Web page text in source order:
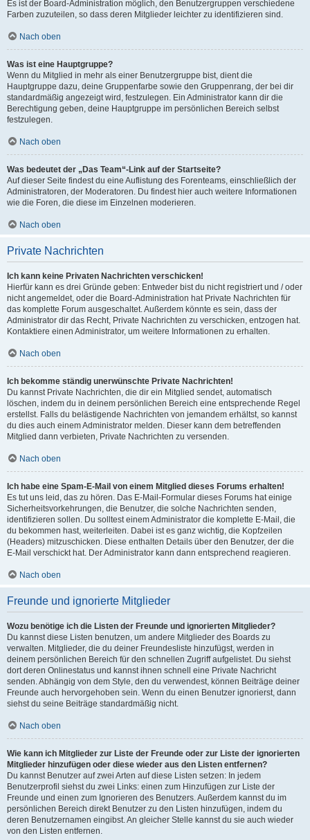
Es ist der Board-Administration möglich, den Benutzergruppen verschiedene
Farben zuzuteilen, so dass deren Mitglieder leichter zu identifizieren sind.
Nach oben
Was ist eine Hauptgruppe?
Wenn du Mitglied in mehr als einer Benutzergruppe bist, dient die
Hauptgruppe dazu, deine Gruppenfarbe sowie den Gruppenrang, der bei dir
standardmäßig angezeigt wird, festzulegen. Ein Administrator kann dir die
Berechtigung geben, deine Hauptgruppe im persönlichen Bereich selbst
festzulegen.
Nach oben
Was bedeutet der „Das Team“-Link auf der Startseite?
Auf dieser Seite findest du eine Auflistung des Forenteams, einschließlich der
Administratoren, der Moderatoren. Du findest hier auch weitere Informationen
wie die Foren, die diese im Einzelnen moderieren.
Nach oben
Private Nachrichten
Ich kann keine Privaten Nachrichten verschicken!
Hierfür kann es drei Gründe geben: Entweder bist du nicht registriert und / oder
nicht angemeldet, oder die Board-Administration hat Private Nachrichten für
das komplette Forum ausgeschaltet. Außerdem könnte es sein, dass der
Administrator dir das Recht, Private Nachrichten zu verschicken, entzogen hat.
Kontaktiere einen Administrator, um weitere Informationen zu erhalten.
Nach oben
Ich bekomme ständig unerwünschte Private Nachrichten!
Du kannst Private Nachrichten, die dir ein Mitglied sendet, automatisch
löschen, indem du in deinem persönlichen Bereich eine entsprechende Regel
erstellst. Falls du belästigende Nachrichten von jemandem erhältst, so kannst
du dies auch einem Administrator melden. Dieser kann dem betreffenden
Mitglied dann verbieten, Private Nachrichten zu versenden.
Nach oben
Ich habe eine Spam-E-Mail von einem Mitglied dieses Forums erhalten!
Es tut uns leid, das zu hören. Das E-Mail-Formular dieses Forums hat einige
Sicherheitsvorkehrungen, die Benutzer, die solche Nachrichten senden,
identifizieren sollen. Du solltest einem Administrator die komplette E-Mail, die
du bekommen hast, weiterleiten. Dabei ist es ganz wichtig, die Kopfzeilen
(Headers) mitzuschicken. Diese enthalten Details über den Benutzer, der die
E-Mail verschickt hat. Der Administrator kann dann entsprechend reagieren.
Nach oben
Freunde und ignorierte Mitglieder
Wozu benötige ich die Listen der Freunde und ignorierten Mitglieder?
Du kannst diese Listen benutzen, um andere Mitglieder des Boards zu
verwalten. Mitglieder, die du deiner Freundesliste hinzufügst, werden in
deinem persönlichen Bereich für den schnellen Zugriff aufgelistet. Du siehst
dort deren Onlinestatus und kannst ihnen schnell eine Private Nachricht
senden. Abhängig von dem Style, den du verwendest, können Beiträge deiner
Freunde auch hervorgehoben sein. Wenn du einen Benutzer ignorierst, dann
siehst du seine Beiträge standardmäßig nicht.
Nach oben
Wie kann ich Mitglieder zur Liste der Freunde oder zur Liste der ignorierten
Mitglieder hinzufügen oder diese wieder aus den Listen entfernen?
Du kannst Benutzer auf zwei Arten auf diese Listen setzen: In jedem
Benutzerprofil siehst du zwei Links: einen zum Hinzufügen zur Liste der
Freunde und einen zum Ignorieren des Benutzers. Außerdem kannst du im
persönlichen Bereich direkt Benutzer zu den Listen hinzufügen, indem du
deren Benutzernamen eingibst. An gleicher Stelle kannst du sie auch wieder
von den Listen entfernen.